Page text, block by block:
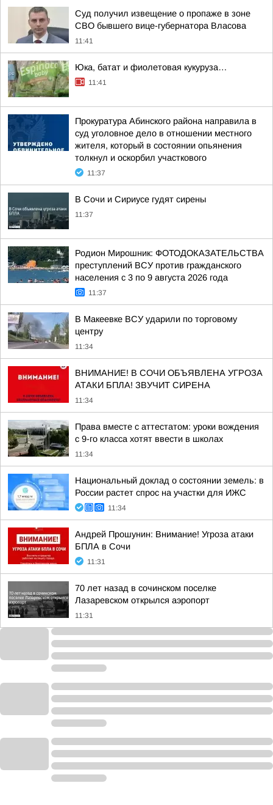
Суд получил извещение о пропаже в зоне
СВО бывшего вице-губернатора Власова
11:41
Юка, батат и фиолетовая кукуруза…
11:41
Прокуратура Абинского района направила в
суд уголовное дело в отношении местного
жителя, который в состоянии опьянения
толкнул и оскорбил участкового
11:37
В Сочи и Сириусе гудят сирены
11:37
Родион Мирошник: ФОТОДОКАЗАТЕЛЬСТВА
преступлений ВСУ против гражданского
населения с 3 по 9 августа 2026 года
11:37
В Макеевке ВСУ ударили по торговому
центру
11:34
ВНИМАНИЕ! В СОЧИ ОБЪЯВЛЕНА УГРОЗА
АТАКИ БПЛА! ЗВУЧИТ СИРЕНА
11:34
Права вместе с аттестатом: уроки вождения
с 9-го класса хотят ввести в школах
11:34
Национальный доклад о состоянии земель: в
России растет спрос на участки для ИЖС
11:34
Андрей Прошунин: Внимание! Угроза атаки
БПЛА в Сочи
11:31
70 лет назад в сочинском поселке
Лазаревском открылся аэропорт
11:31